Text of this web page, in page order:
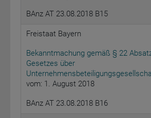
BAnz AT 23.08.2018 B15
Freistaat Bayern
Bekanntmachung gemäß § 22
Gesetzes über
vom: 1. August 2018
BAnz AT 23.08.2018 B16